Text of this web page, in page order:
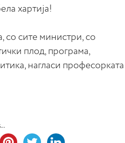
хартија!
со сите министри, со
плод, програма,
нагласи професорката